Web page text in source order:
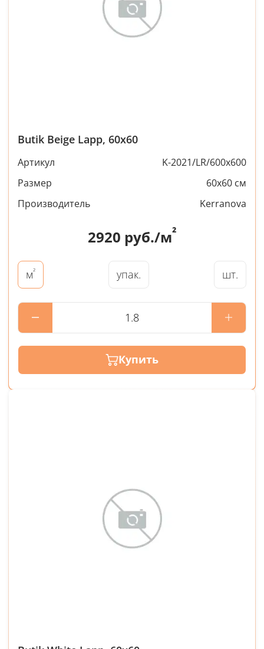
Butik Beige Lapp, 60x60
Артикул
K-2021/LR/600x600
Размер
60x60 см
Производитель
Kerranova
2920 руб./м²
м² упак. шт.
Купить